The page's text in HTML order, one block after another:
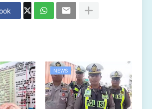
NEWS